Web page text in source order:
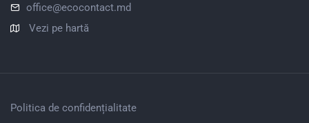
office@ecocontact.md
Vezi pe hartă
Politica de confidențialitate